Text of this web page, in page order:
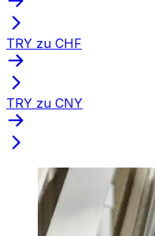
TRY zu CHF
TRY zu CNY